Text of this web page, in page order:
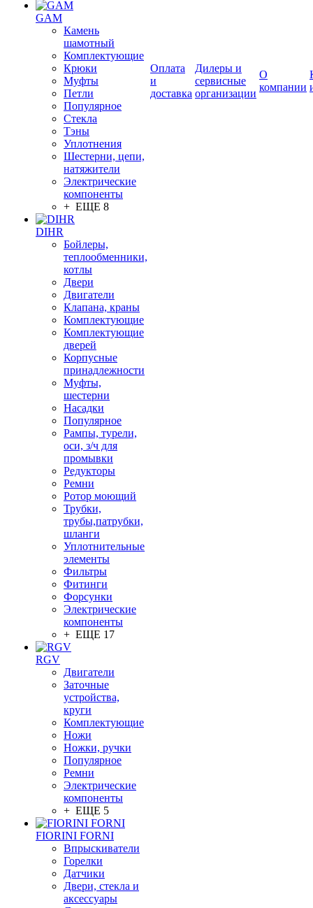
GAM
Камень
шамотный
Комплектующие
Крюки
Муфты
Петли
Популярное
Стекла
Тэны
Уплотнения
Шестерни, цепи,
натяжители
Электрические
компоненты
+ ЕЩЕ 8
DIHR
Бойлеры,
теплообменники,
котлы
Двери
Двигатели
Клапана, краны
Комплектующие
Комплектующие
дверей
Корпусные
принадлежности
Муфты,
шестерни
Насадки
Популярное
Рампы, турели,
оси, з/ч для
промывки
Редукторы
Ремни
Ротор моющий
Трубки,
трубы,патрубки,
шланги
Уплотнительные
элементы
Фильтры
Фитинги
Форсунки
Электрические
компоненты
+ ЕЩЕ 17
RGV
Двигатели
Заточные
устройства,
круги
Комплектующие
Ножи
Ножки, ручки
Популярное
Ремни
Электрические
компоненты
+ ЕЩЕ 5
FIORINI FORNI
Впрыскиватели
Горелки
Датчики
Двери, стекла и
аксессуары
Оплата
и
доставка
Дилеры и
сервисные
организации
О
компании